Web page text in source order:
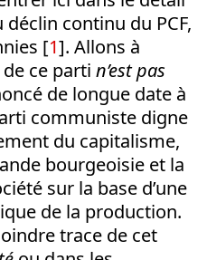
continu du PCF,
[1]. Allons à
ce parti n’est pas
de longue date à
communiste digne
du capitalisme,
bourgeoisie et la
sur la base d’une
de la production.
trace de cet